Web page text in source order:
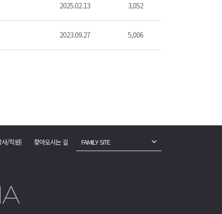
2025.02.13 3,052
2023.09.27 5,006
/직원) 찾아오시는 길 FAMILY SITE